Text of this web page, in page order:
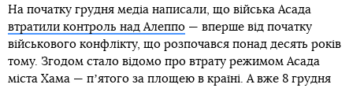
На початку грудня медіа написали, що війська Асада
втратили контроль над Алеппо — вперше від початку
військового конфлікту, що розпочався понад десять років
тому. Згодом стало відомо про втрату режимом Асада
міста Хама — пʼятого за площею в країні. А вже 8 грудня